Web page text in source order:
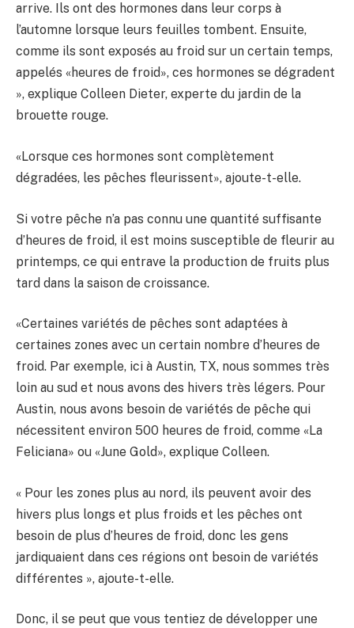
arrive. Ils ont des hormones dans leur corps à
l’automne lorsque leurs feuilles tombent. Ensuite,
comme ils sont exposés au froid sur un certain temps,
appelés «heures de froid», ces hormones se dégradent
», explique Colleen Dieter, experte du jardin de la
brouette rouge.
«Lorsque ces hormones sont complètement
dégradées, les pêches fleurissent», ajoute-t-elle.
Si votre pêche n’a pas connu une quantité suffisante
d’heures de froid, il est moins susceptible de fleurir au
printemps, ce qui entrave la production de fruits plus
tard dans la saison de croissance.
«Certaines variétés de pêches sont adaptées à
certaines zones avec un certain nombre d’heures de
froid. Par exemple, ici à Austin, TX, nous sommes très
loin au sud et nous avons des hivers très légers. Pour
Austin, nous avons besoin de variétés de pêche qui
nécessitent environ 500 heures de froid, comme «La
Feliciana» ou «June Gold», explique Colleen.
« Pour les zones plus au nord, ils peuvent avoir des
hivers plus longs et plus froids et les pêches ont
besoin de plus d’heures de froid, donc les gens
jardiquaient dans ces régions ont besoin de variétés
différentes », ajoute-t-elle.
Donc, il se peut que vous tentiez de développer une